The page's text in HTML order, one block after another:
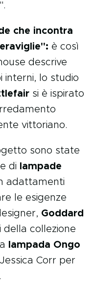
che incontra
è così
descrive
interni, lo studio
si è ispirato
vittoriano.
sono state
di
lampade
adattamenti
le esigenze
Goddard
della collezione
lampada Ongo
Corr per